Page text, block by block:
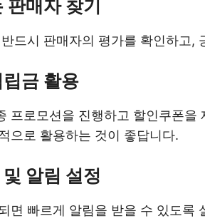
판매자 찾기
드시 판매자의 평가를 확인하고,
금 활용
프로모션을 진행하고 할인쿠폰
으로 활용하는 것이 좋답니다.
알림 설정
면 빠르게 알림을 받을 수 있도록